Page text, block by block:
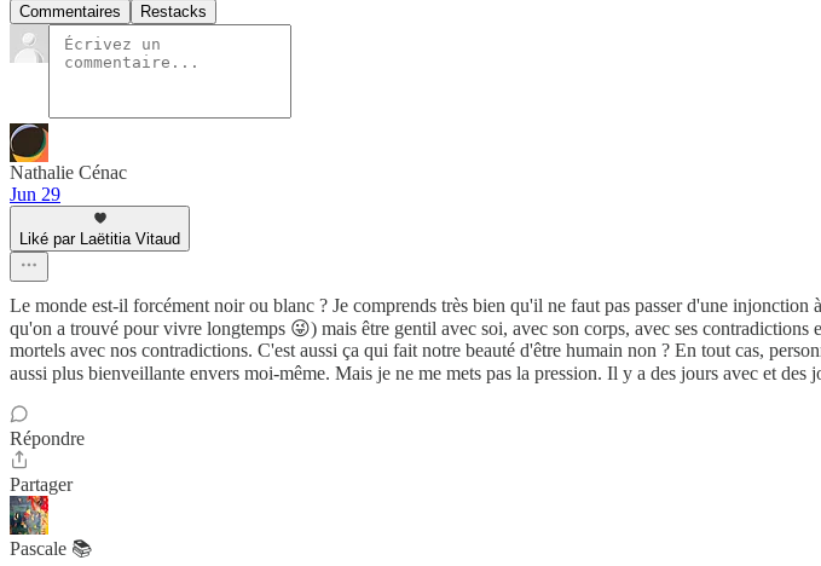
Commentaires Restacks
Nathalie Cénac
Jun 29
Liké par Laëtitia Vitaud
Le monde est-il forcément noir ou blanc ? Je comprends très bien qu'il ne faut pas passer d'une
qu'on a trouvé pour vivre longtemps 😜) mais être gentil avec soi, avec son corps, avec ses
mortels avec nos contradictions. C'est aussi ça qui fait notre beauté d'être humain non ? En tout cas,
aussi plus bienveillante envers moi-même. Mais je ne me mets pas la pression. Il y a des jours avec et
Répondre
Partager
Pascale 📚